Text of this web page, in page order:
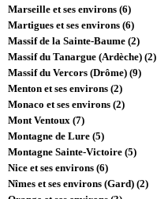
Marseille et ses environs (6)
Martigues et ses environs (6)
Massif de la Sainte-Baume (2)
Massif du Tanargue (Ardèche) (2)
Massif du Vercors (Drôme) (9)
Menton et ses environs (2)
Monaco et ses environs (2)
Mont Ventoux (7)
Montagne de Lure (5)
Montagne Sainte-Victoire (5)
Nice et ses environs (6)
Nîmes et ses environs (Gard) (2)